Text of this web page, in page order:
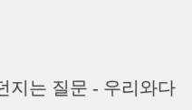
지는 질문 - 우리와다